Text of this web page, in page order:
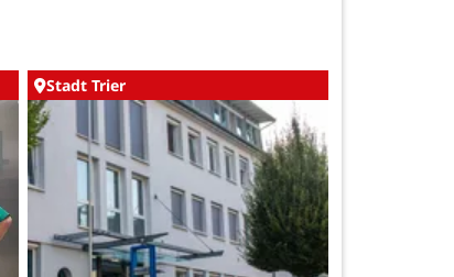
Stadt Trier